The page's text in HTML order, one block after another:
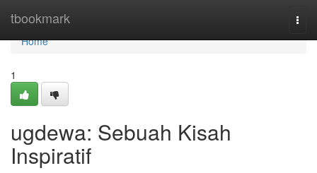
tbookmark
Home
Home
1
ugdewa: Sebuah Kisah
Inspiratif